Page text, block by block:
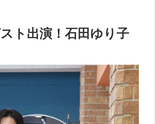
ト出演！石田ゆり子